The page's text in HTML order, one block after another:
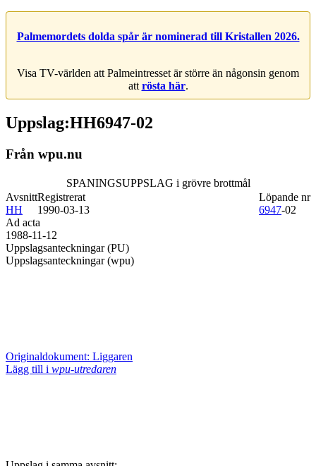
Palmemordets dolda spår är nominerad till Kristallen 2026.
Visa TV-världen att Palmeintresset är större än någonsin genom
att rösta här.
Uppslag:HH6947-02
Från wpu.nu
SPANINGSUPPSLAG i grövre brottmål
Avsnitt
HH
Löpande nr
6947-02
Registrerat
1990-03-13
Ad acta
1988-11-12
Uppslagsanteckningar (PU)
Uppslagsanteckningar (wpu)
Originaldokument: Liggaren
Lägg till i wpu-utredaren